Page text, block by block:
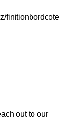
finitionbordcote
out to our